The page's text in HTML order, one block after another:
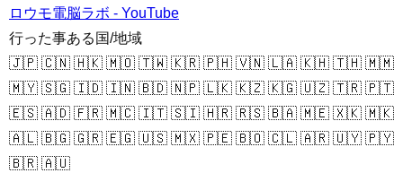
ロウモ電脳ラボ - YouTube
行った事ある国/地域
🇯🇵 🇨🇳 🇭🇰 🇲🇴 🇹🇼 🇰🇷 🇵🇭 🇻🇳 🇱🇦 🇰🇭 🇹🇭 🇲🇲
🇲🇾 🇸🇬 🇮🇩 🇮🇳 🇧🇩 🇳🇵 🇱🇰 🇰🇿 🇰🇬 🇺🇿 🇹🇷 🇵🇹
🇪🇸 🇦🇩 🇫🇷 🇲🇨 🇮🇹 🇸🇮 🇭🇷 🇷🇸 🇧🇦 🇲🇪 🇽🇰 🇲🇰
🇦🇱 🇧🇬 🇬🇷 🇪🇬 🇺🇸 🇲🇽 🇵🇪 🇧🇴 🇨🇱 🇦🇷 🇺🇾 🇵🇾
🇧🇷 🇦🇺